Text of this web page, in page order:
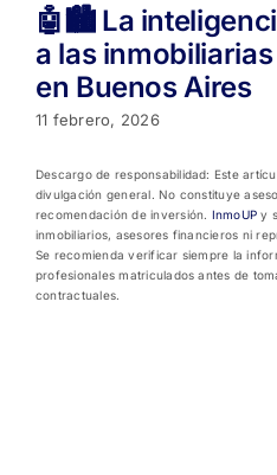
🤖🏙️ La
a las
en Buenos Aires
11 febrero, 2026
Descargo de responsabilidad: Este
divulgación general. No constituye
recomendación de inversión. InmoUP y
inmobiliarios, asesores financieros ni
Se recomienda verificar siempre la
profesionales matriculados antes de
contractuales.